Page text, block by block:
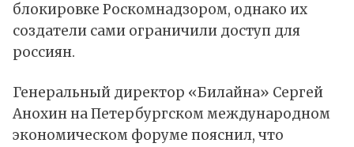
блокировке Роскомнадзором, однако их
создатели сами ограничили доступ для
россиян.
Генеральный директор «Билайна» Сергей
Анохин на Петербургском международном
экономическом форуме пояснил, что